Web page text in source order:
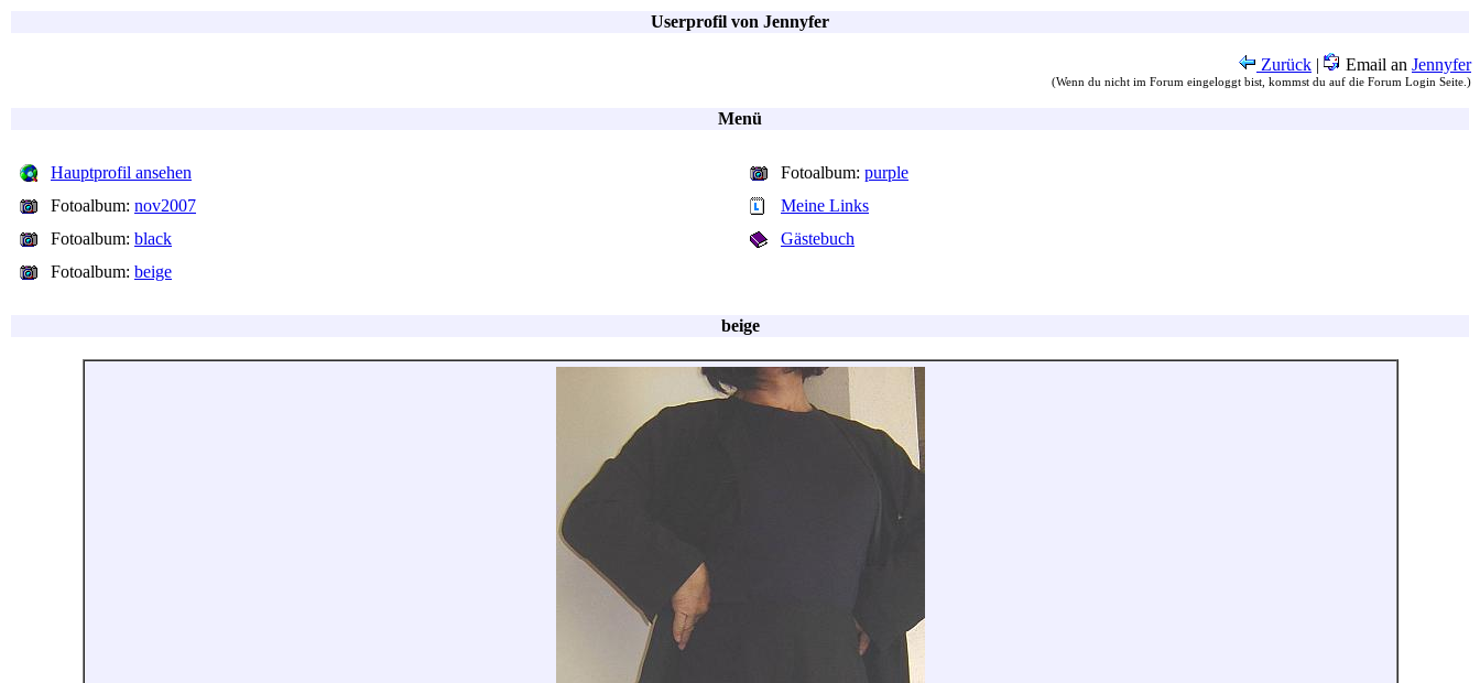
Userprofil von Jennyfer
Zurück | Email an Jennyfer
(Wenn du nicht im Forum eingeloggt bist, kommst du auf die Forum Login Seite.)
Menü
Hauptprofil ansehen
Fotoalbum: nov2007
Fotoalbum: black
Fotoalbum: beige
Fotoalbum: purple
Meine Links
Gästebuch
beige